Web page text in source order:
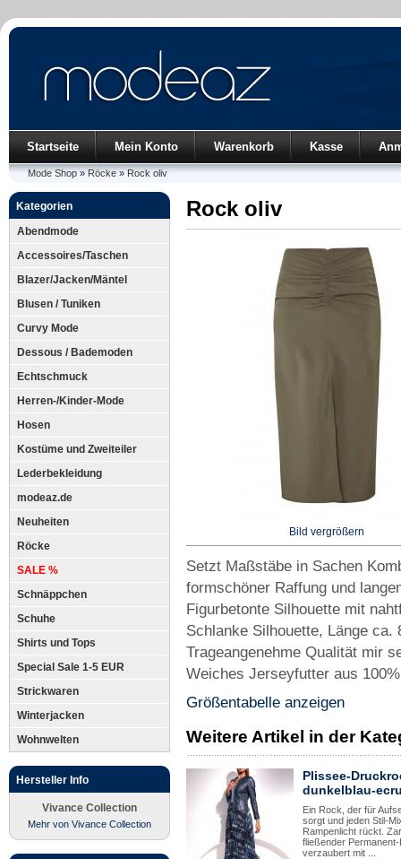
Startseite Mein Konto Warenkorb Kasse
Mode Shop»Röcke»Rock oliv
Kategorien
Abendmode
Accessoires/Taschen
Blazer/Jacken/Mäntel
Blusen / Tuniken
Curvy Mode
Dessous / Bademoden
Echtschmuck
Herren-/Kinder-Mode
Hosen
Kostüme und Zweiteiler
Lederbekleidung
modeaz.de
Neuheiten
Röcke
SALE %
Schnäppchen
Schuhe
Shirts und Tops
Special Sale 1-5 EUR
Strickwaren
Winterjacken
Wohnwelten
Hersteller Info
Vivance Collection
Mehr von Vivance Collection
Rock oliv
Bild vergrößern
Setzt Maßstäbe in Sachen
formschöner Raffung und
Figurbetonte Silhouette mit
Schlanke Silhouette, Länge
Trageangenehme Qualität mir
Weiches Jerseyfutter aus
Größentabelle anzeigen
Weitere Artikel in der
Plissee-
dunkelblau-
Ein Rock, der für
sorgt und jeden Stil-
Rampenlicht rückt.
fließender
verzaubert mit ...